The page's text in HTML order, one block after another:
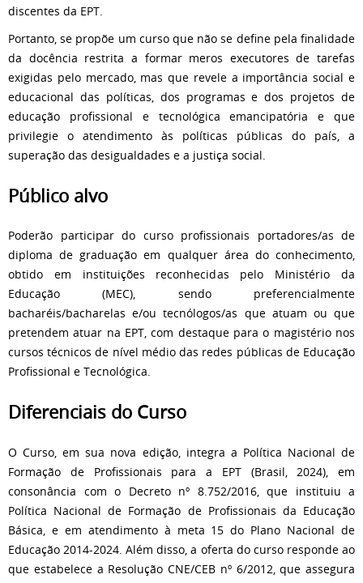
discentes da EPT.
Portanto, se propõe um curso que não se define pela finalidade
da docência restrita a formar meros executores de tarefas
exigidas pelo mercado, mas que revele a importância social e
educacional das políticas, dos programas e dos projetos de
educação profissional e tecnológica emancipatória e que
privilegie o atendimento às políticas públicas do país, a
superação das desigualdades e a justiça social.
Público alvo
Poderão participar do curso profissionais portadores/as de
diploma de graduação em qualquer área do conhecimento,
obtido em instituições reconhecidas pelo Ministério da
Educação (MEC), sendo preferencialmente
bacharéis/bacharelas e/ou tecnólogos/as que atuam ou que
pretendem atuar na EPT, com destaque para o magistério nos
cursos técnicos de nível médio das redes públicas de Educação
Profissional e Tecnológica.
Diferenciais do Curso
O Curso, em sua nova edição, integra a Política Nacional de
Formação de Profissionais para a EPT (Brasil, 2024), em
consonância com o Decreto nº 8.752/2016, que instituiu a
Política Nacional de Formação de Profissionais da Educação
Básica, e em atendimento à meta 15 do Plano Nacional de
Educação 2014-2024. Além disso, a oferta do curso responde ao
que estabelece a Resolução CNE/CEB nº 6/2012, que assegura